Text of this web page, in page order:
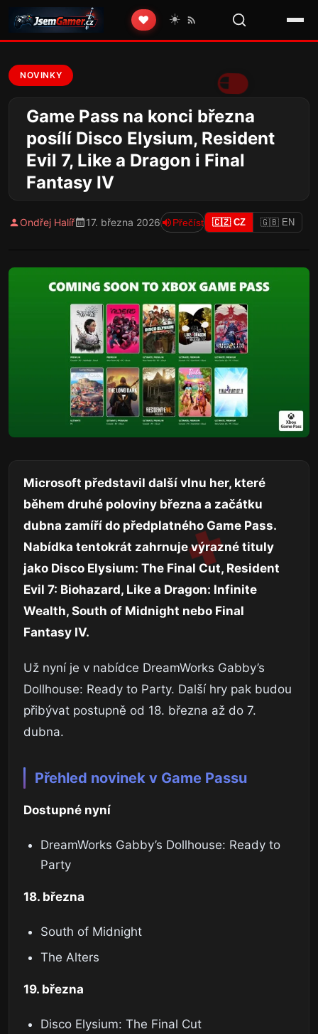
❤️ ☀️
NOVINKY
Game Pass na konci března
posílí Disco Elysium, Resident
Evil 7, Like a Dragon i Final
Fantasy IV
Ondřej Halíř 17. března 2026 Přečíst 🇨🇿 CZ 🇬🇧 EN
Microsoft představil další vlnu her, které
během druhé poloviny března a začátku
dubna zamíří do předplatného Game Pass.
Nabídka tentokrát zahrnuje výrazné tituly
jako Disco Elysium: The Final Cut, Resident
Evil 7: Biohazard, Like a Dragon: Infinite
Wealth, South of Midnight nebo Final
Fantasy IV.
Už nyní je v nabídce DreamWorks Gabby’s
Dollhouse: Ready to Party. Další hry pak budou
přibývat postupně od 18. března až do 7.
dubna.
Přehled novinek v Game Passu
Dostupné nyní
DreamWorks Gabby’s Dollhouse: Ready to
Party
18. března
South of Midnight
The Alters
19. března
Disco Elysium: The Final Cut